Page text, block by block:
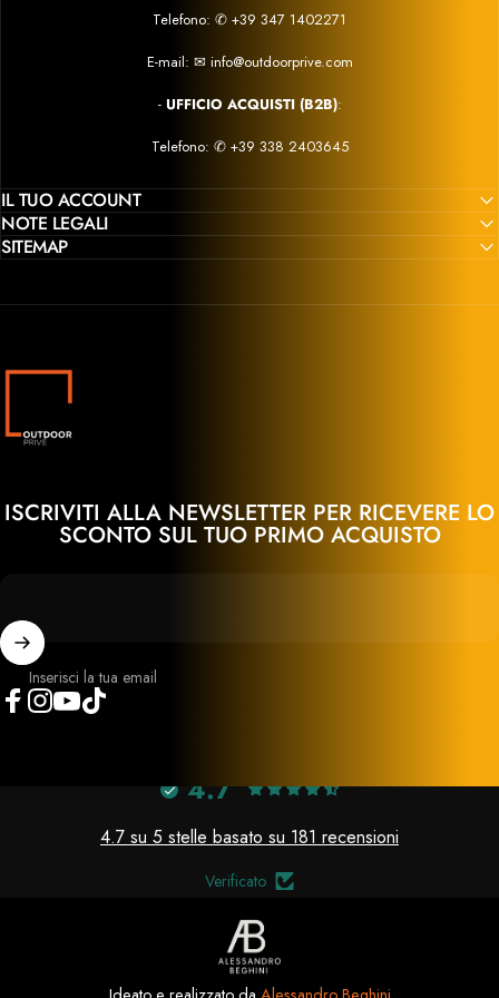
Telefono: ✆ +39 347 1402271
E-mail: ✉ info@outdoorprive.com
- UFFICIO ACQUISTI (B2B):
Telefono: ✆ +39 338 2403645
IL TUO ACCOUNT
NOTE LEGALI
SITEMAP
ISCRIVITI ALLA NEWSLETTER PER RICEVERE LO
SCONTO SUL TUO PRIMO ACQUISTO
Inserisci la tua email
4.7
4.7 su 5 stelle basato su 181 recensioni
Verificato